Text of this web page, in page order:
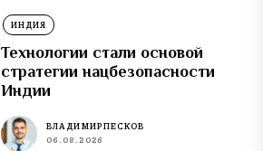
ИНДИЯ
Технологии стали основой
стратегии нацбезопасности
Индии
ВЛАДИМИР ПЕСКОВ
06.08.2026